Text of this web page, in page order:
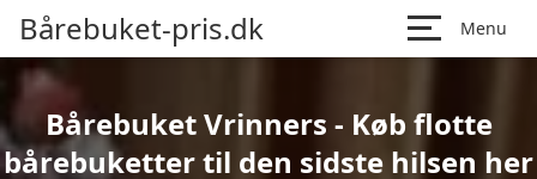
Bårebuket-pris.dk Menu
Bårebuket Vrinners - Køb flotte
bårebuketter til den sidste hilsen her